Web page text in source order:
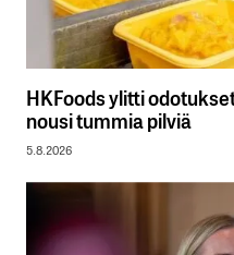
HKFoods ylitti
nousi tummia pilviä
5.8.2026